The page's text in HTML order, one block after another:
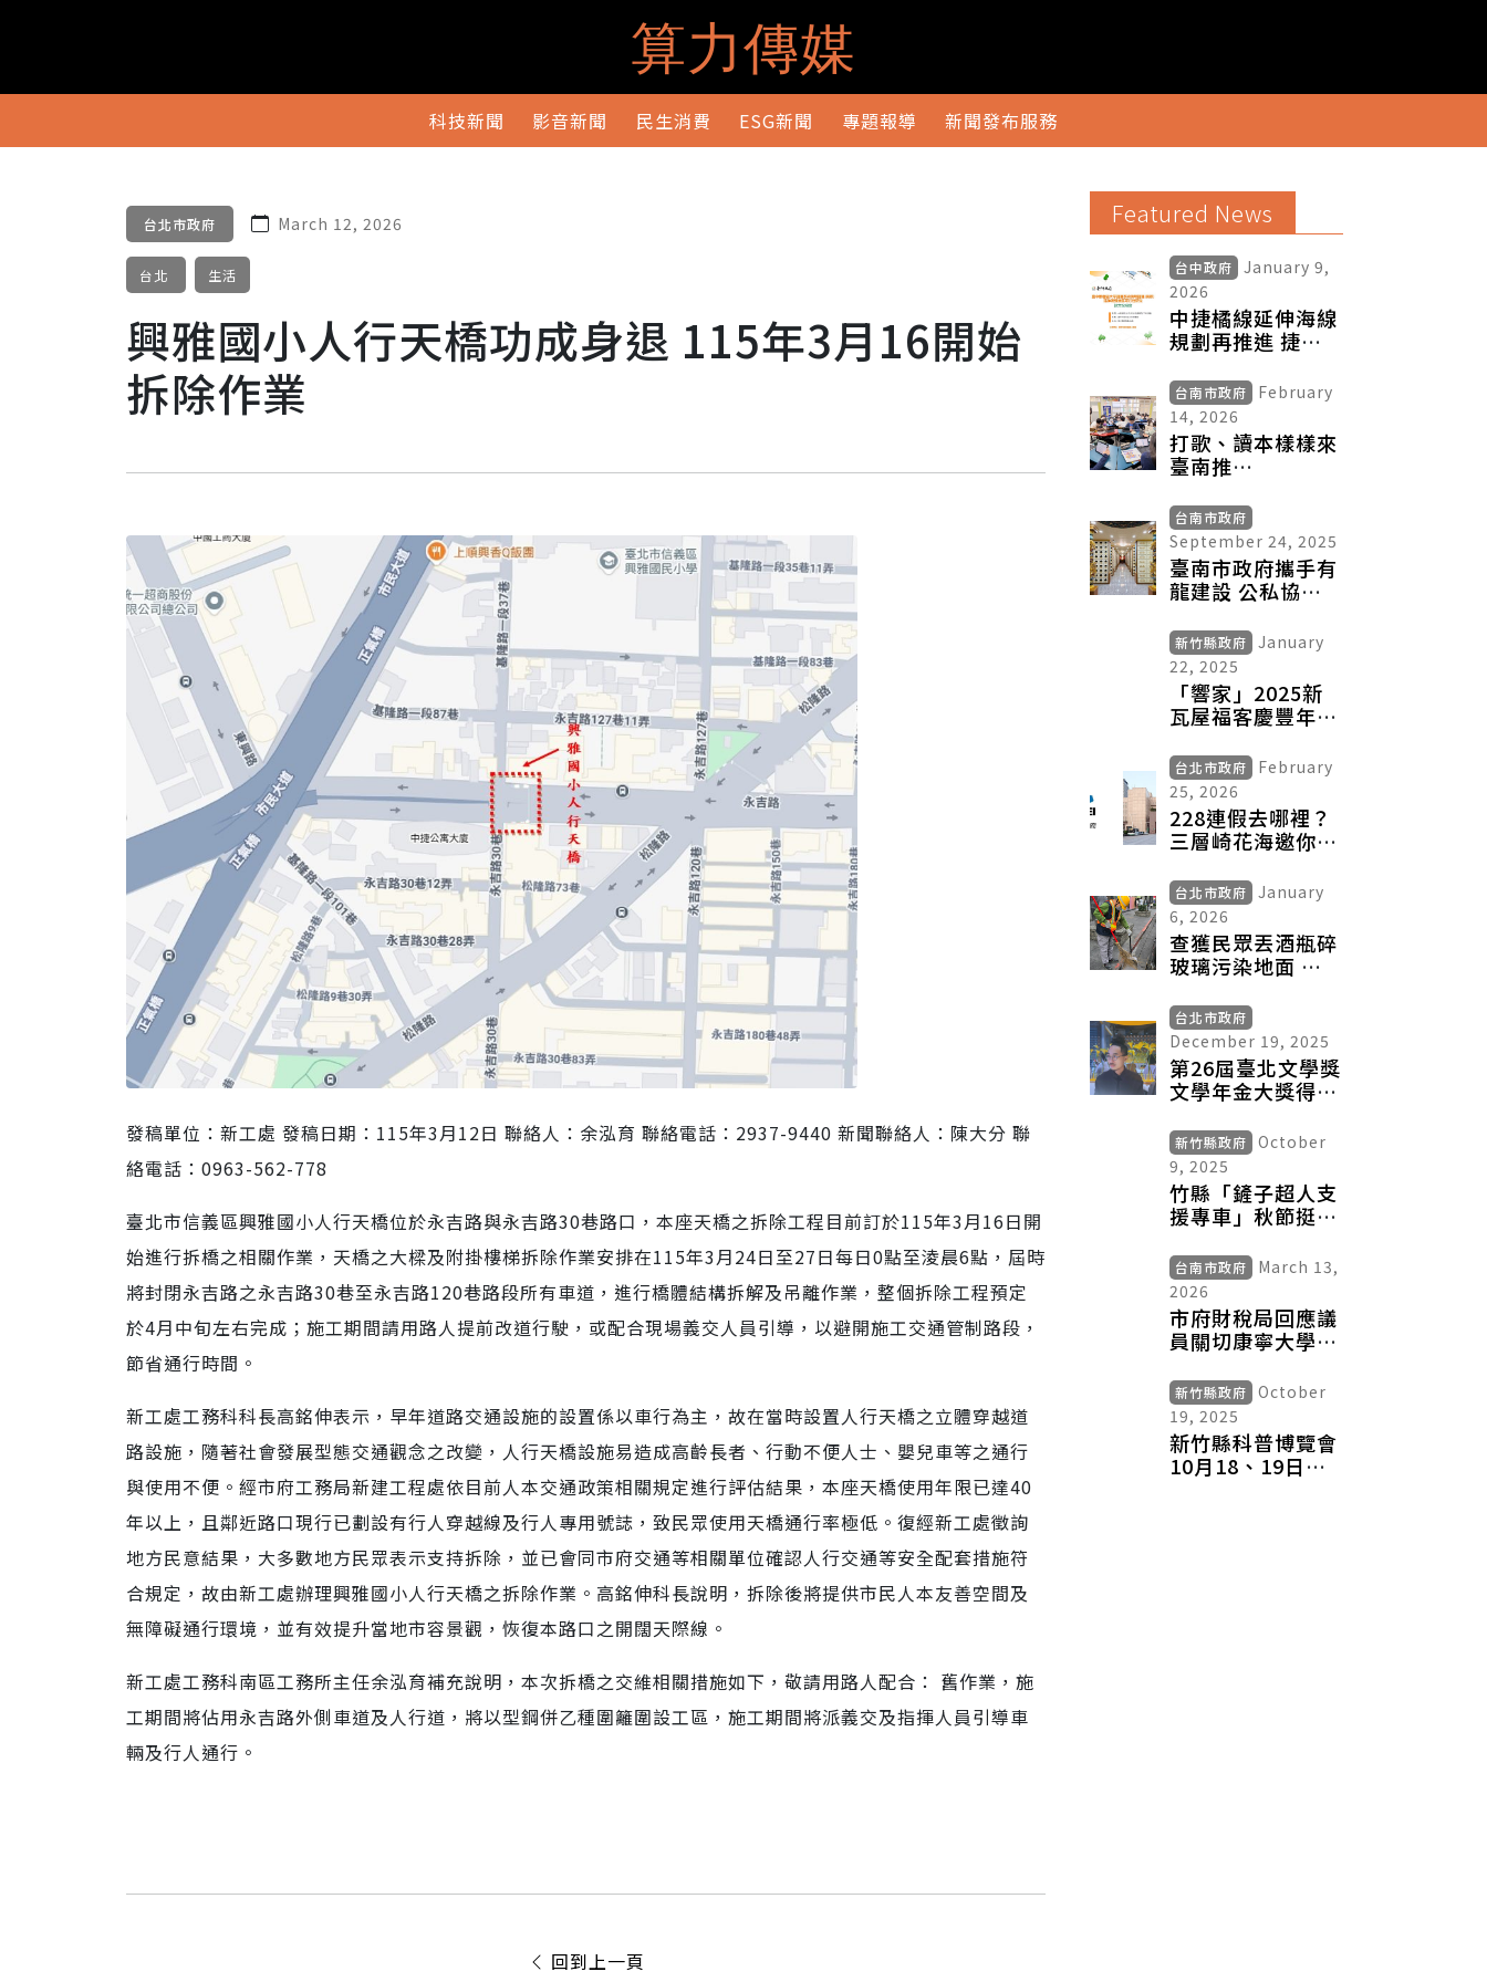
算力傳媒
科技新聞 影音新聞 民生消費 ESG新聞 專題報導 新聞發布服務
台北市政府 March 12, 2026
台北 生活
興雅國小人行天橋功成身退 115年3月16開始
拆除作業
發稿單位：新工處 發稿日期：115年3月12日 聯絡人：余泓育 聯絡電話：2937-9440 新聞聯絡人：陳大分 聯
絡電話：0963-562-778
臺北市信義區興雅國小人行天橋位於永吉路與永吉路30巷路口，本座天橋之拆除工程目前訂於115年3月16日開
始進行拆橋之相關作業，天橋之大樑及附掛樓梯拆除作業安排在115年3月24日至27日每日0點至淩晨6點，屆時
將封閉永吉路之永吉路30巷至永吉路120巷路段所有車道，進行橋體結構拆解及吊離作業，整個拆除工程預定
於4月中旬左右完成；施工期間請用路人提前改道行駛，或配合現場義交人員引導，以避開施工交通管制路段，
節省通行時間。
新工處工務科科長高銘伸表示，早年道路交通設施的設置係以車行為主，故在當時設置人行天橋之立體穿越道
路設施，隨著社會發展型態交通觀念之改變，人行天橋設施易造成高齡長者、行動不便人士、嬰兒車等之通行
與使用不便。經市府工務局新建工程處依目前人本交通政策相關規定進行評估結果，本座天橋使用年限已達40
年以上，且鄰近路口現行已劃設有行人穿越線及行人專用號誌，致民眾使用天橋通行率極低。復經新工處徵詢
地方民意結果，大多數地方民眾表示支持拆除，並已會同市府交通等相關單位確認人行交通等安全配套措施符
合規定，故由新工處辦理興雅國小人行天橋之拆除作業。高銘伸科長說明，拆除後將提供市民人本友善空間及
無障礙通行環境，並有效提升當地市容景觀，恢復本路口之開闊天際線。
新工處工務科南區工務所主任余泓育補充說明，本次拆橋之交維相關措施如下，敬請用路人配合： 舊作業，施
工期間將佔用永吉路外側車道及人行道，將以型鋼併乙種圍籬圍設工區，施工期間將派義交及指揮人員引導車
輛及行人通行。
回到上一頁
Featured News
台中政府
January 9,
2026
中捷橘線延伸海線
規劃再推進 捷工
明會廣納民意
台南市政府
February
14, 2026
打歌、讀本樣樣來
臺南推
南」酷英網認證
英語學習更有感
台南市政府
September 24, 2025
臺南市政府攜手有
龍建設 公私協力
範
新竹縣政府
January
22, 2025
「響家」2025新
瓦屋福客慶豐年
家吃飯！
台北市政府
February
25, 2026
228連假去哪裡？
三層崎花海邀你順
台北市政府
January
6, 2026
查獲民眾丟酒瓶碎
玻璃污染地面 環
遏止隨意棄置行為
台北市政府
December 19, 2025
第26屆臺北文學獎
文學年金大獎得主
香港得主沐羽，
《代代》以獨特視
野書寫臺港離散經
驗
新竹縣政府
October
9, 2025
竹縣「鏟子超人支
援專車」秋節挺花
陳見賢致意遊覽車
公會、志工
台南市政府
March 13,
2026
市府財稅局回應議
員關切康寧大學臺
告議題
新竹縣政府
October
19, 2025
新竹縣科普博覽會
10月18、19日登